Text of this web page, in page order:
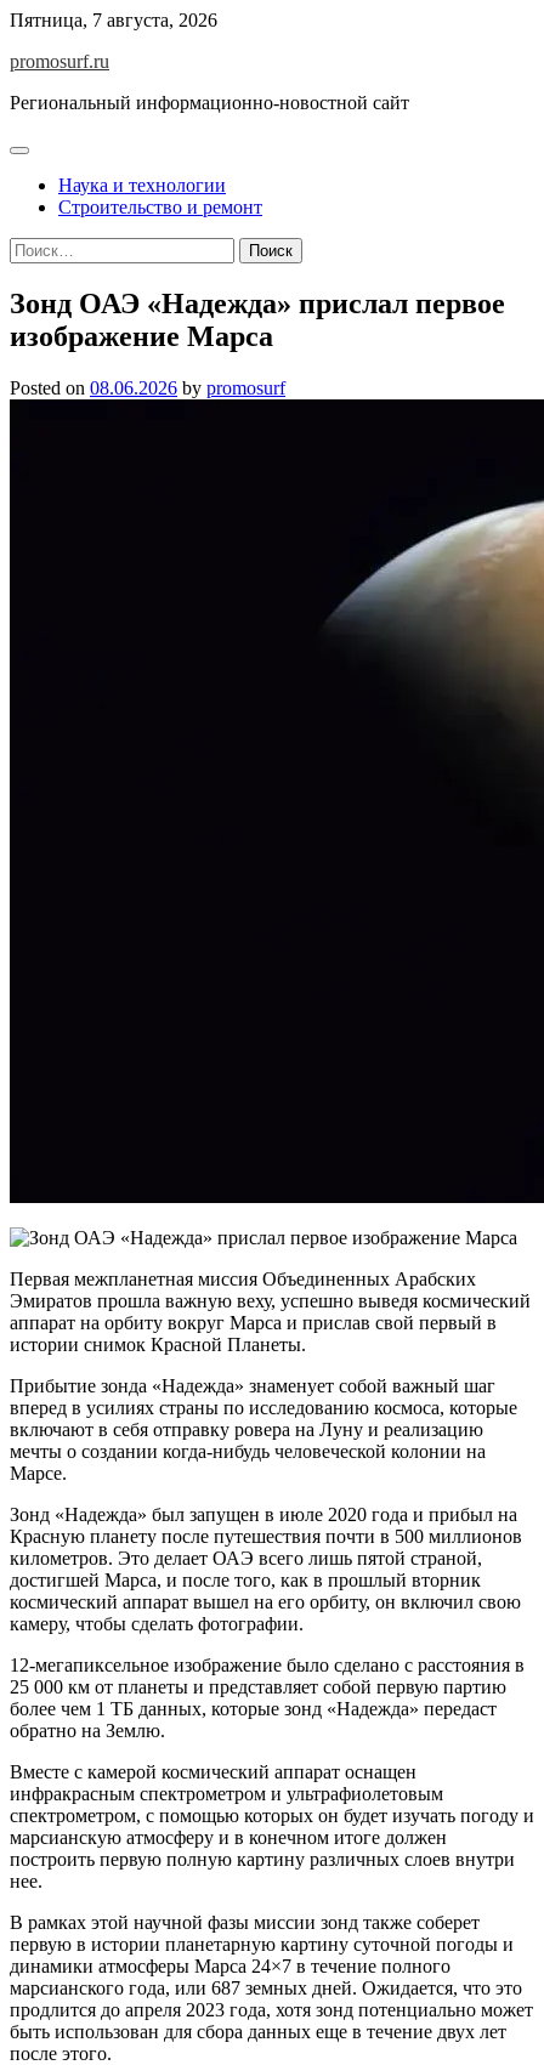
Skip
content
Пятница, 7 августа, 2026
promosurf.ru
Региональный информационно-новостной сайт
Наука и технологии
Строительство и ремонт
Найти:
Зонд ОАЭ «Надежда» прислал первое
изображение Марса
Posted on 08.06.2026 by promosurf
Первая межпланетная миссия Объединенных Арабских
Эмиратов прошла важную веху, успешно выведя космический
аппарат на орбиту вокруг Марса и прислав свой первый в
истории снимок Красной Планеты.
Прибытие зонда «Надежда» знаменует собой важный шаг
вперед в усилиях страны по исследованию космоса, которые
включают в себя отправку ровера на Луну и реализацию
мечты о создании когда-нибудь человеческой колонии на
Марсе.
Зонд «Надежда» был запущен в июле 2020 года и прибыл на
Красную планету после путешествия почти в 500 миллионов
километров. Это делает ОАЭ всего лишь пятой страной,
достигшей Марса, и после того, как в прошлый вторник
космический аппарат вышел на его орбиту, он включил свою
камеру, чтобы сделать фотографии.
12-мегапиксельное изображение было сделано с расстояния в
25 000 км от планеты и представляет собой первую партию
более чем 1 ТБ данных, которые зонд «Надежда» передаст
обратно на Землю.
Вместе с камерой космический аппарат оснащен
инфракрасным спектрометром и ультрафиолетовым
спектрометром, с помощью которых он будет изучать погоду и
марсианскую атмосферу и в конечном итоге должен
построить первую полную картину различных слоев внутри
нее.
В рамках этой научной фазы миссии зонд также соберет
первую в истории планетарную картину суточной погоды и
динамики атмосферы Марса 24×7 в течение полного
марсианского года, или 687 земных дней. Ожидается, что это
продлится до апреля 2023 года, хотя зонд потенциально может
быть использован для сбора данных еще в течение двух лет
после этого.